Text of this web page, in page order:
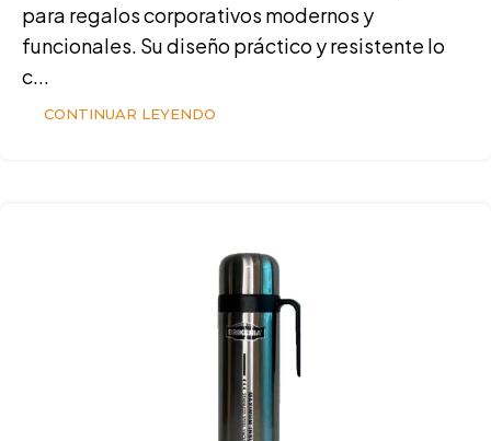
para regalos corporativos modernos y
funcionales. Su diseño práctico y resistente lo
c...
CONTINUAR LEYENDO